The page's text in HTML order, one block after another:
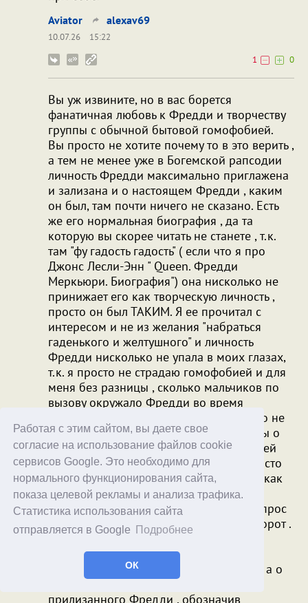
Работая с этим сайтом, вы даете свое
согласие на использование файлов cookie
сервисов Google. Это необходимо для
нормального функционирования сайта,
показа целевой рекламы и анализа трафика.
Статистика использования сайта
отправляется в Google
Подробнее
ОК
Aviator alexav69
10.07.26
15:22
1
0
Вы уж извините, но в вас борется
фанатичная любовь к Фредди и творчеству
группы с обычной бытовой гомофобией.
Вы просто не хотите почему то в это верить ,
а тем не менее уже в Богемской рапсодии
личность Фредди максимально приглажена
и зализана и о настоящем Фредди , каким
он был, там почти ничего не сказано. Есть
же его нормальная биография , да та
которую вы скорее читать не станете , т.к.
там "фу гадость гадость" ( если что я про
Джонс Лесли-Энн " Queen. Фредди
Меркьюри. Биография") она нисколько не
принижает его как творческую личность ,
просто он был ТАКИМ. Я ее прочитал с
интересом и не из желания "набраться
гаденького и желтушного" и личность
Фредди нисколько не упала в моих глазах,
т.к. я просто не страдаю гомофобией и для
меня без разницы , сколько мальчиков по
вызову окружало Фредди во время
гастролей в том же Рио и это нисколько не
хуже , а наоборот честнее, чем рассказы о
"группи" окружавших во время гастролей
многие рок группы, где музыканты просто
пользовались глупенькими фанатками, как
хотели. Но одно для вас нормально , а
другое мерзко, хотя если отбросить вопрос
ориентации, то все скорее ровно наоборот .
Показать его реальным в кино просто
невозможно, вдобавок все права за
членами группы и фильм не о Фредди, а о
группе, потому и дали такого вот
прилизанного Фредди , обозначив